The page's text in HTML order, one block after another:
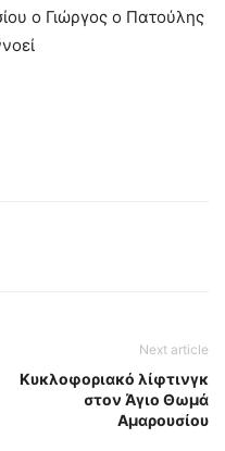
ο Γιώργος ο Πατούλης
Next article
Κυκλοφοριακό λίφτινγκ
στον Άγιο Θωμά
Αμαρουσίου